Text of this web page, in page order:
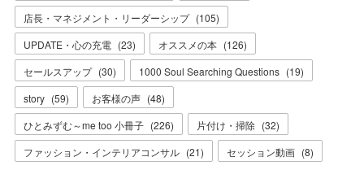
店長・マネジメント・リーダーシップ (105)
UPDATE・心の充電 (23) オススメの本 (126)
セールスアップ (30) 1000 Soul Searching Questions (19)
story (59) お客様の声 (48)
ひとみずむ～me too 小冊子 (226) 片付け・掃除 (32)
ファッション・インテリアコンサル (21) セッション動画 (8)